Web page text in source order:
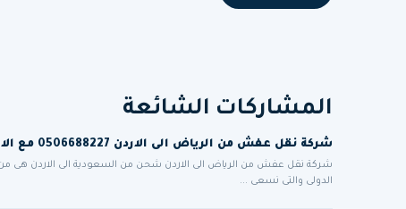
المشاركات الشائعة
شركة نقل عفش من الرياض الى الاردن 0506688227 مع الاعفاء الجمركي للمغتربين الاردنيين
شركة نقل عفش من الرياض الى الاردن شحن من السعودية الى الاردن
الدولى والتى نسعى ...